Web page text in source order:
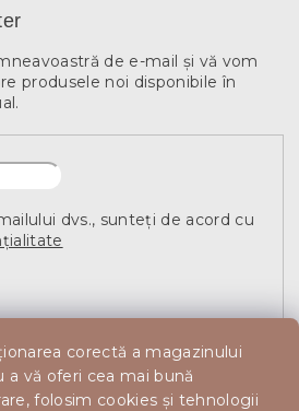
corectă a magazinului
a vă oferi cea mai bună
folosim cookies și tehnologii
de e-mail şi vă vom
produsele noi disponibile în
dvs., sunteți de acord cu